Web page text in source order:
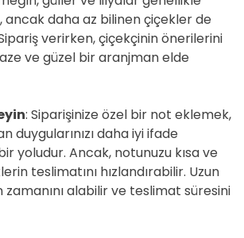
daha az bilinen çiçekler de
verirken, çiçekçinin önerilerini
ve güzel bir aranjman elde
: Siparişinize özel bir not eklemek,
duygularınızı daha iyi ifade
yoludur. Ancak, notunuzu kısa ve
teslimatını hızlandırabilir. Uzun
alabilir ve teslimat süresini